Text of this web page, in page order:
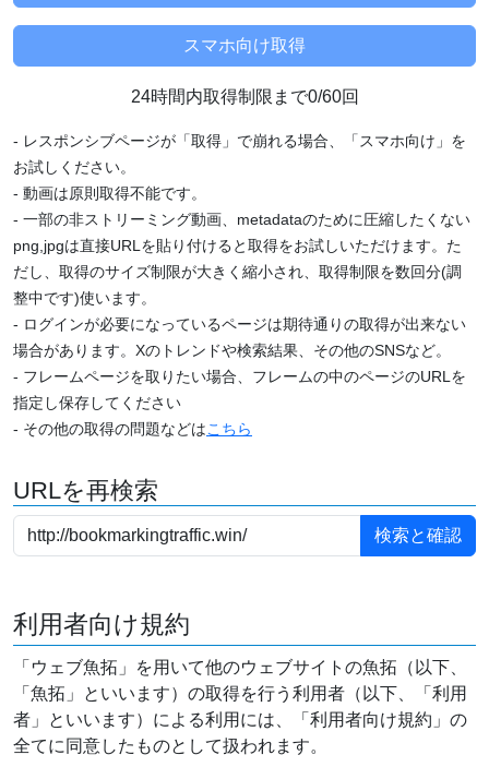
24時間内取得制限まで0/60回
- レスポンシブページが「取得」で崩れる場合、「スマホ向け」を
お試しください。
- 動画は原則取得不能です。
- 一部の非ストリーミング動画、metadataのために圧縮したくない
png,jpgは直接URLを貼り付けると取得をお試しいただけます。た
だし、取得のサイズ制限が大きく縮小され、取得制限を数回分(調
整中です)使います。
- ログインが必要になっているページは期待通りの取得が出来ない
場合があります。Xのトレンドや検索結果、その他のSNSなど。
- フレームページを取りたい場合、フレームの中のページのURLを
指定し保存してください
- その他の取得の問題などはこちら
URLを再検索
利用者向け規約
「ウェブ魚拓」を用いて他のウェブサイトの魚拓（以下、
「魚拓」といいます）の取得を行う利用者（以下、「利用
者」といいます）による利用には、「利用者向け規約」の
全てに同意したものとして扱われます。